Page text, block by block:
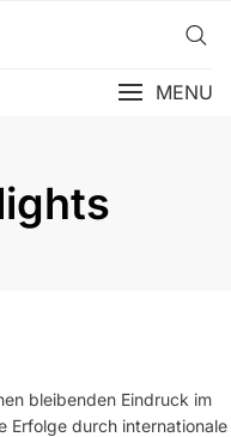
MENU
bleibenden Eindruck im
Erfolge durch internationale